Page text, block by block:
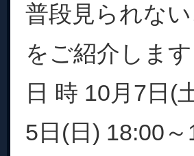
普段見られな
をご紹介します
日 時 10月7日(
5日(日) 18:00～